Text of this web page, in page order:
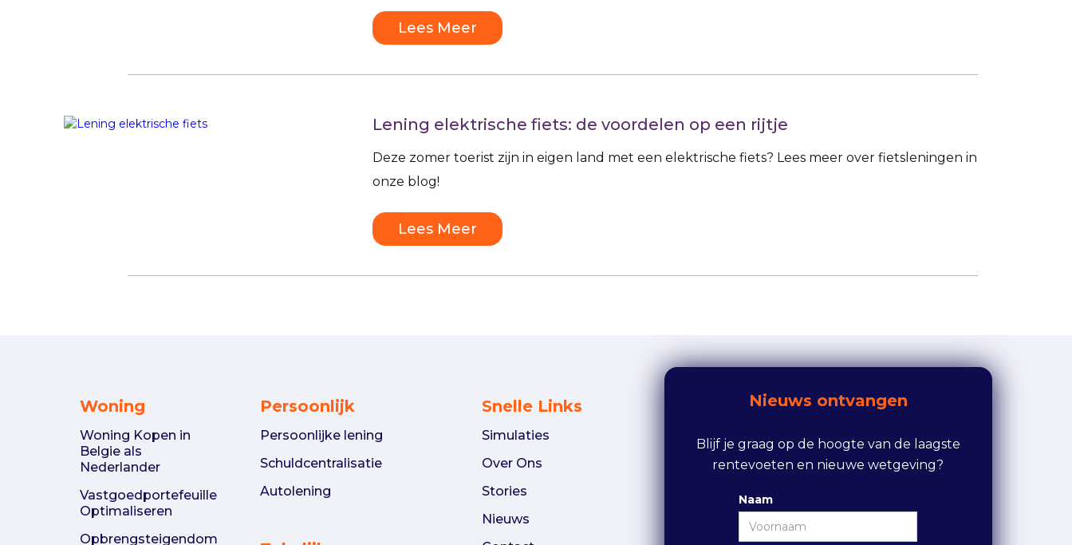
Lees Meer
Lening elektrische fiets: de voordelen op een rijtje
Deze zomer toerist zijn in eigen land met een elektrische fiets? Lees meer over fietsleningen in
onze blog!
Lees Meer
Woning
Woning Kopen in
Belgie als
Nederlander
Vastgoedportefeuille
Optimaliseren
Opbrengsteigendom
Persoonlijk
Persoonlijke lening
Schuldcentralisatie
Autolening
Snelle Links
Simulaties
Over Ons
Stories
Nieuws
Nieuws ontvangen
Blijf je graag op de hoogte van de laagste
rentevoeten en nieuwe wetgeving?
Naam